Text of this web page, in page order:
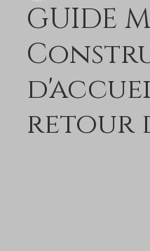
GUIDE
retour